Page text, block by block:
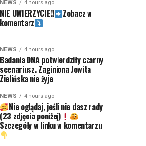
NEWS 4 hours ago
NIE UWIERZYCIE!! Zobacz w
komentarz
NEWS 4 hours ago
Badania DNA potwierdziły czarny
scenariusz. Zaginiona Jowita
Zielińska nie żyje
NEWS 4 hours ago
Nie oglądaj, jeśli nie dasz rady
(23 zdjęcia poniżej)
Szczegóły w linku w komentarzu